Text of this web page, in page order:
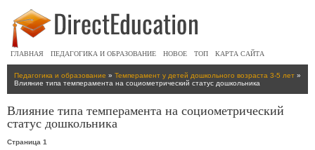
ГЛАВНАЯ ПЕДАГОГИКА И ОБРАЗОВАНИЕ НОВОЕ ТОП КАРТА САЙТА
Педагогика и образование » Темперамент у детей дошкольного возраста 3-5 лет »
Влияние типа темперамента на социометрический статус дошкольника
Влияние типа темперамента на социометрический
статус дошкольника
Страница 1